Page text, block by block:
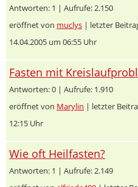
Antworten: 1 | Aufrufe: 2.150
eröffnet von muclys | letzter
14.04.2005 um 06:55 Uhr
Fasten mit
Antworten: 0 | Aufrufe: 1.910
eröffnet von Marylin | letzter
12:15 Uhr
Wie oft Heilfasten?
Antworten: 1 | Aufrufe: 2.149